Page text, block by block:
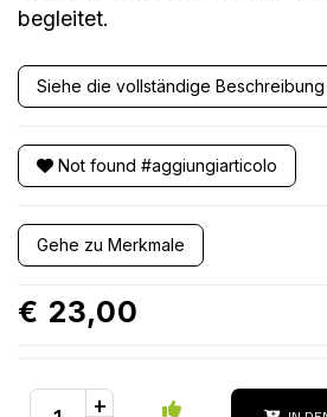
begleitet.
Siehe die vollständige Beschreibung
Not found #aggiungiarticolo
Gehe zu Merkmale
€ 23,00
+